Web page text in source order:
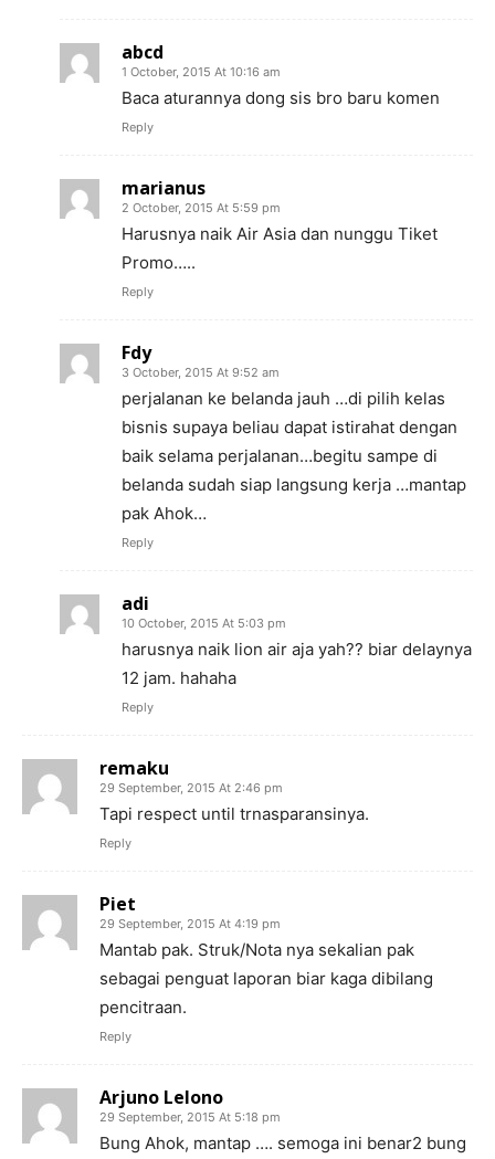
abcd
1 October, 2015 At 10:16 am
Baca aturannya dong sis bro baru komen
Reply
marianus
2 October, 2015 At 5:59 pm
Harusnya naik Air Asia dan nunggu Tiket
Promo…..
Reply
Fdy
3 October, 2015 At 9:52 am
perjalanan ke belanda jauh …di pilih kelas
bisnis supaya beliau dapat istirahat dengan
baik selama perjalanan…begitu sampe di
belanda sudah siap langsung kerja …mantap
pak Ahok…
Reply
adi
10 October, 2015 At 5:03 pm
harusnya naik lion air aja yah?? biar delaynya
12 jam. hahaha
Reply
remaku
29 September, 2015 At 2:46 pm
Tapi respect until trnasparansinya.
Reply
Piet
29 September, 2015 At 4:19 pm
Mantab pak. Struk/Nota nya sekalian pak
sebagai penguat laporan biar kaga dibilang
pencitraan.
Reply
Arjuno Lelono
29 September, 2015 At 5:18 pm
Bung Ahok, mantap …. semoga ini benar2 bung